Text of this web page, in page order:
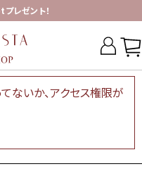
レゼント！
ないか、アクセス権限が